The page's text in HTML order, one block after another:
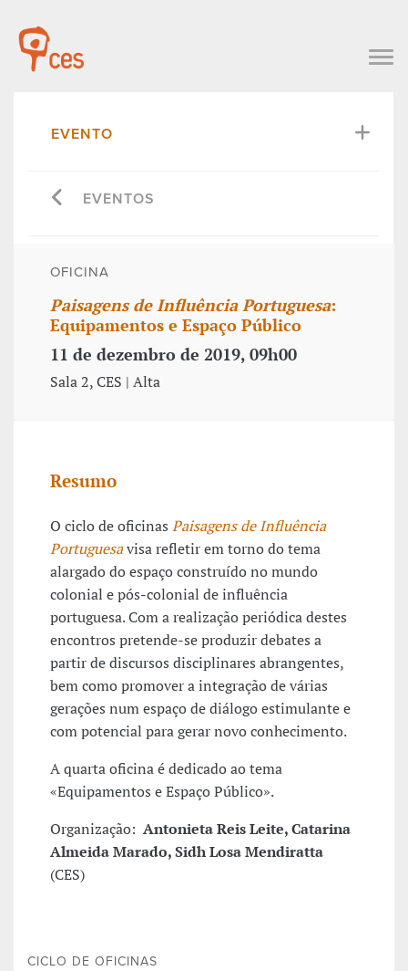
EVENTO
EVENTOS
OFICINA
Paisagens de Influência Portuguesa:
Equipamentos e Espaço Público
11 de dezembro de 2019, 09h00
Sala 2, CES | Alta
Resumo
O ciclo de oficinas Paisagens de Influência
Portuguesavisa refletir em torno do tema
alargado do espaço construído no mundo
colonial e pós-colonial de influência
portuguesa. Com a realização periódica destes
encontros pretende-se produzir debates a
partir de discursos disciplinares abrangentes,
bem como promover a integração de várias
gerações num espaço de diálogo estimulante e
com potencial para gerar novo conhecimento.
A quarta oficina é dedicado ao tema
«Equipamentos e Espaço Público».
Organização: Antonieta Reis Leite,Catarina
Almeida Marado, Sidh Losa Mendiratta
(CES)
CICLO DE OFICINAS